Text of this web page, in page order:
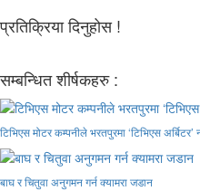
प्रतिक्रिया दिनुहोस !
सम्बन्धित शीर्षकहरु :
टिभिएस मोटर कम्पनीले भरतपुरमा ‘टिभिएस
बाघ र चितुवा अनुगमन गर्न क्यामरा जडान